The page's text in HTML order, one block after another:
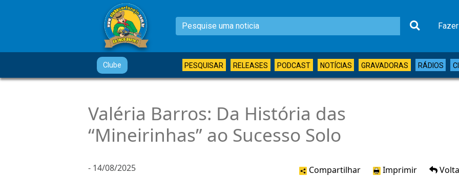
Clube PESQUISAR RELEASES PODCAST NOTÍCIAS GRAVADORAS RÁDIOS
Valéria Barros: Da História das
“Mineirinhas” ao Sucesso Solo
- 14/08/2025 Compartilhar Imprimir